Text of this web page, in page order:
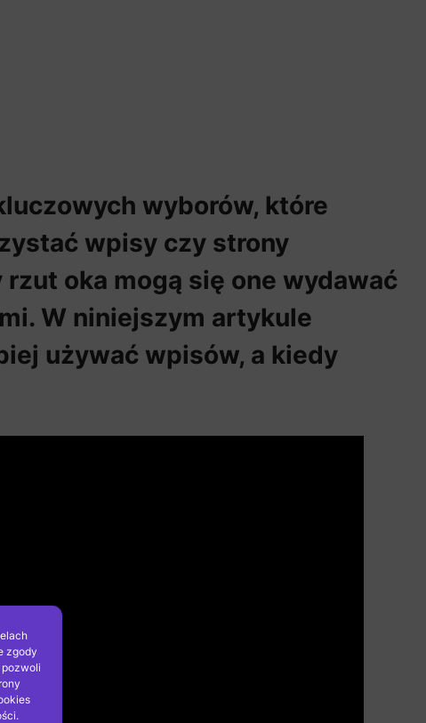
zgody
wyborów, które
wpisy czy strony
oka mogą się one wydawać
W niniejszym artykule
używać wpisów, a kiedy